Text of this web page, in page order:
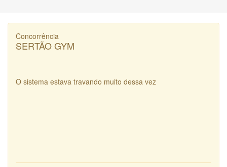
Concorrência
SERTÃO GYM
O sistema estava travando muito dessa vez